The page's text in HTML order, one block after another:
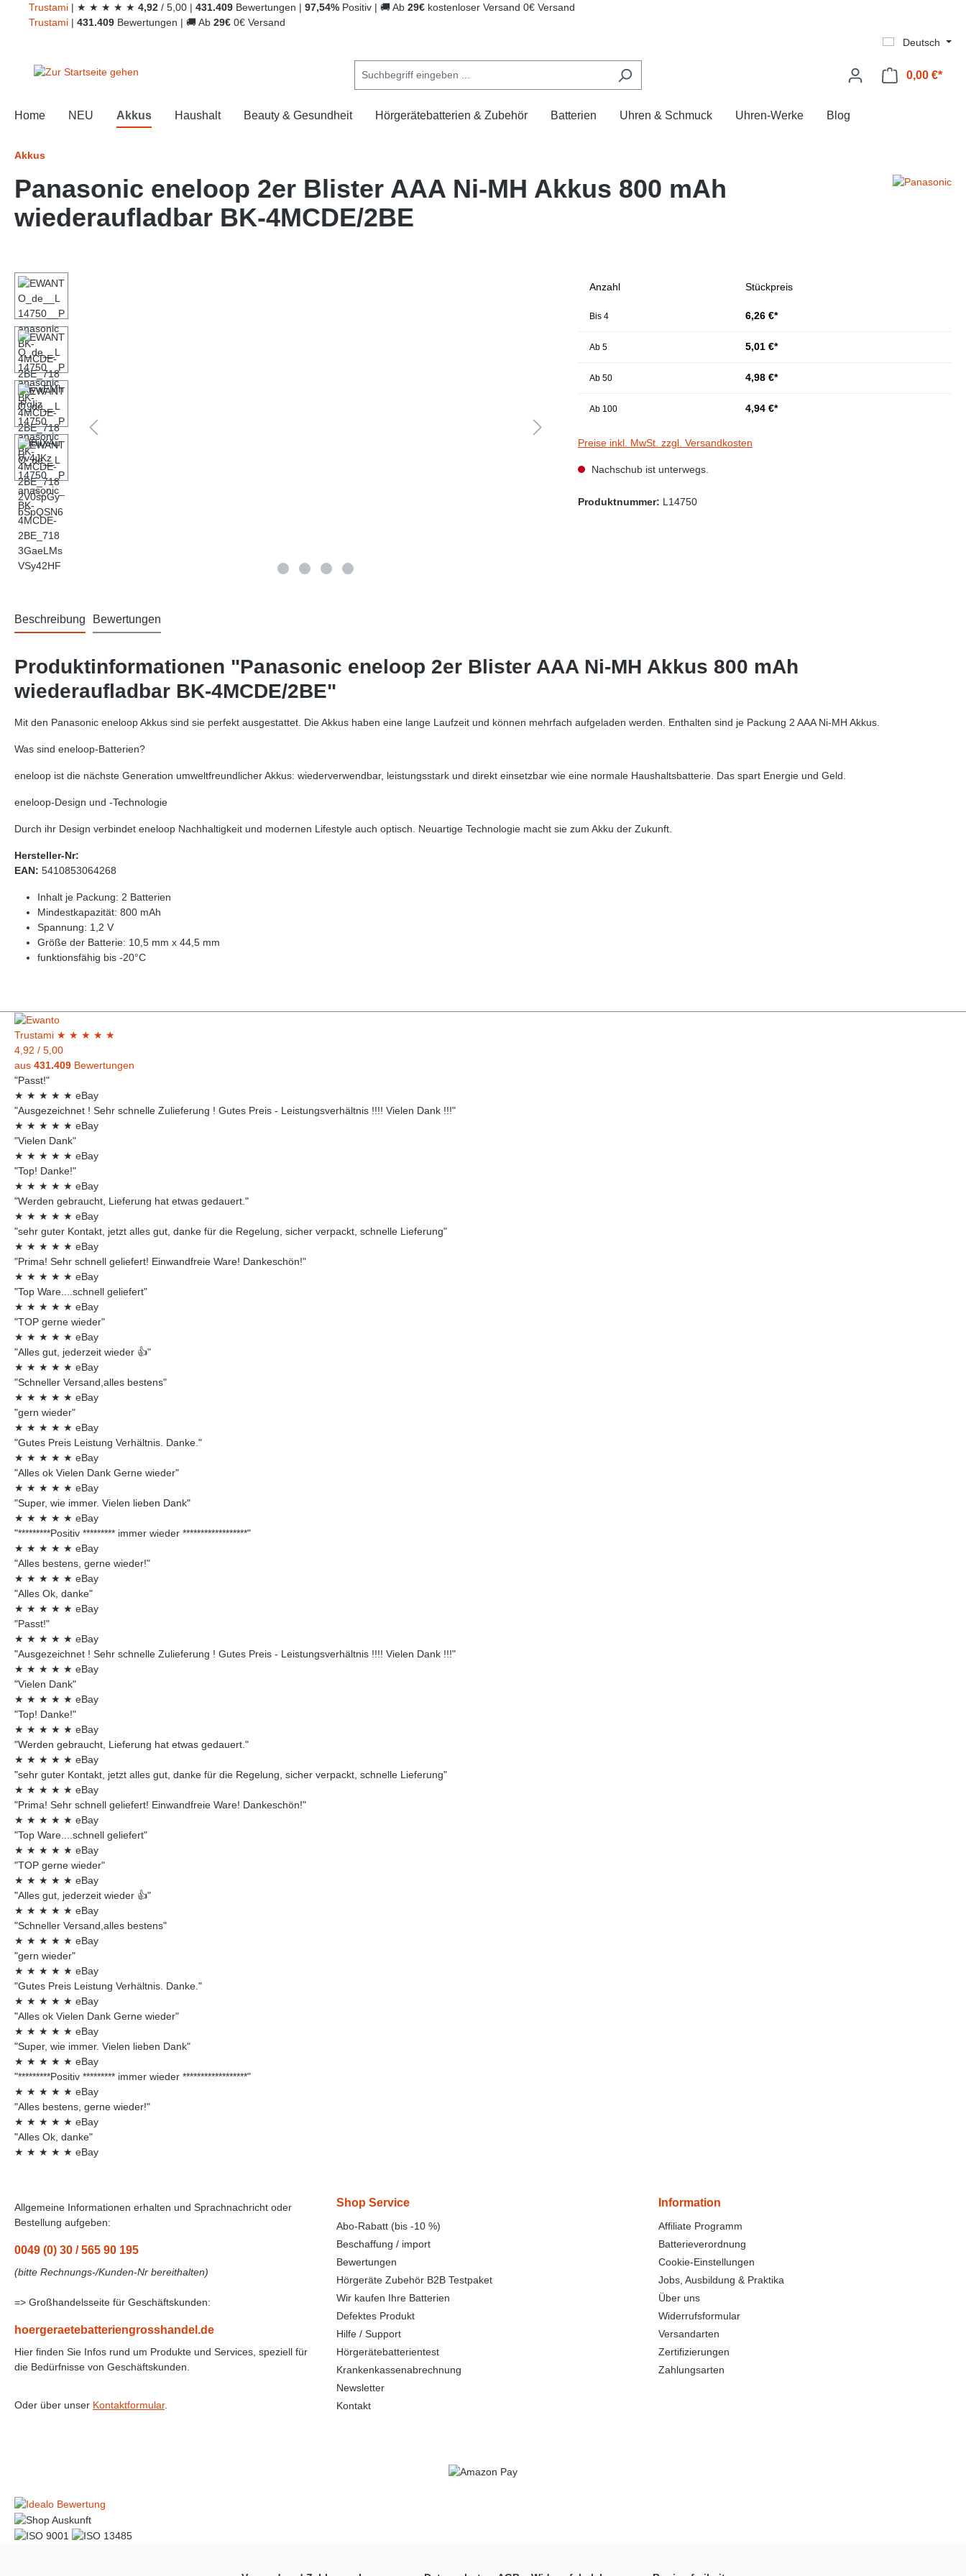
Zur Hauptnavigation springen
Trustami | ★ ★ ★ ★ ★ 4,92 / 5,00 | 431.409 Bewertungen | 97,54% Positiv | 🚚 Ab 29€ kostenloser Versand 0€ Versand
Trustami | 431.409 Bewertungen | 🚚 Ab 29€ 0€ Versand
Deutsch
0,00 €*
Home NEU Akkus Haushalt Beauty & Gesundheit Hörgerätebatterien & Zubehör Batterien Uhren & Schmuck Uhren-Werke Blog
Akkus
Panasonic eneloop 2er Blister AAA Ni-MH Akkus 800 mAh
wiederaufladbar BK-4MCDE/2BE
Bildergalerie überspringen
Anzahl Stückpreis
Bis 4 6,26 €*
Ab 5 5,01 €*
Ab 50 4,98 €*
Ab 100 4,94 €*
Preise inkl. MwSt. zzgl. Versandkosten
Nachschub ist unterwegs.
Produktnummer: L14750
Beschreibung Bewertungen
Produktinformationen "Panasonic eneloop 2er Blister AAA Ni-MH Akkus 800 mAh
wiederaufladbar BK-4MCDE/2BE"
Mit den Panasonic eneloop Akkus sind sie perfekt ausgestattet. Die Akkus haben eine lange Laufzeit und können mehrfach aufgeladen werden. Enthalten sind je Packung 2 AAA Ni-MH Akkus.
Was sind eneloop-Batterien?
eneloop ist die nächste Generation umweltfreundlicher Akkus: wiederverwendbar, leistungsstark und direkt einsetzbar wie eine normale Haushaltsbatterie. Das spart Energie und Geld.
eneloop-Design und -Technologie
Durch ihr Design verbindet eneloop Nachhaltigkeit und modernen Lifestyle auch optisch. Neuartige Technologie macht sie zum Akku der Zukunft.
Hersteller-Nr:
EAN: 5410853064268
Inhalt je Packung: 2 Batterien
Mindestkapazität: 800 mAh
Spannung: 1,2 V
Größe der Batterie: 10,5 mm x 44,5 mm
funktionsfähig bis -20°C
Trustami ★ ★ ★ ★ ★
4,92 / 5,00
aus 431.409 Bewertungen
"Passt!"
★ ★ ★ ★ ★ eBay
"Ausgezeichnet ! Sehr schnelle Zulieferung ! Gutes Preis - Leistungsverhältnis !!!! Vielen Dank !!!"
★ ★ ★ ★ ★ eBay
"Vielen Dank"
★ ★ ★ ★ ★ eBay
"Top! Danke!"
★ ★ ★ ★ ★ eBay
"Werden gebraucht, Lieferung hat etwas gedauert."
★ ★ ★ ★ ★ eBay
"sehr guter Kontakt, jetzt alles gut, danke für die Regelung, sicher verpackt, schnelle Lieferung"
★ ★ ★ ★ ★ eBay
"Prima! Sehr schnell geliefert! Einwandfreie Ware! Dankeschön!"
★ ★ ★ ★ ★ eBay
"Top Ware....schnell geliefert"
★ ★ ★ ★ ★ eBay
"TOP gerne wieder"
★ ★ ★ ★ ★ eBay
"Alles gut, jederzeit wieder 👍"
★ ★ ★ ★ ★ eBay
"Schneller Versand,alles bestens"
★ ★ ★ ★ ★ eBay
"gern wieder"
★ ★ ★ ★ ★ eBay
"Gutes Preis Leistung Verhältnis. Danke."
★ ★ ★ ★ ★ eBay
"Alles ok Vielen Dank Gerne wieder"
★ ★ ★ ★ ★ eBay
"Super, wie immer. Vielen lieben Dank"
★ ★ ★ ★ ★ eBay
"*********Positiv ********* immer wieder ******************"
★ ★ ★ ★ ★ eBay
"Alles bestens, gerne wieder!"
★ ★ ★ ★ ★ eBay
"Alles Ok, danke"
★ ★ ★ ★ ★ eBay
"Passt!"
★ ★ ★ ★ ★ eBay
"Ausgezeichnet ! Sehr schnelle Zulieferung ! Gutes Preis - Leistungsverhältnis !!!! Vielen Dank !!!"
★ ★ ★ ★ ★ eBay
"Vielen Dank"
★ ★ ★ ★ ★ eBay
"Top! Danke!"
★ ★ ★ ★ ★ eBay
"Werden gebraucht, Lieferung hat etwas gedauert."
★ ★ ★ ★ ★ eBay
"sehr guter Kontakt, jetzt alles gut, danke für die Regelung, sicher verpackt, schnelle Lieferung"
★ ★ ★ ★ ★ eBay
"Prima! Sehr schnell geliefert! Einwandfreie Ware! Dankeschön!"
★ ★ ★ ★ ★ eBay
"Top Ware....schnell geliefert"
★ ★ ★ ★ ★ eBay
"TOP gerne wieder"
★ ★ ★ ★ ★ eBay
"Alles gut, jederzeit wieder 👍"
★ ★ ★ ★ ★ eBay
"Schneller Versand,alles bestens"
★ ★ ★ ★ ★ eBay
"gern wieder"
★ ★ ★ ★ ★ eBay
"Gutes Preis Leistung Verhältnis. Danke."
★ ★ ★ ★ ★ eBay
"Alles ok Vielen Dank Gerne wieder"
★ ★ ★ ★ ★ eBay
"Super, wie immer. Vielen lieben Dank"
★ ★ ★ ★ ★ eBay
"*********Positiv ********* immer wieder ******************"
★ ★ ★ ★ ★ eBay
"Alles bestens, gerne wieder!"
★ ★ ★ ★ ★ eBay
"Alles Ok, danke"
★ ★ ★ ★ ★ eBay
Allgemeine Informationen erhalten und Sprachnachricht oder
Bestellung aufgeben:
0049 (0) 30 / 565 90 195
(bitte Rechnungs-/Kunden-Nr bereithalten)
=> Großhandelsseite für Geschäftskunden:
hoergeraetebatteriengrosshandel.de
Hier finden Sie Infos rund um Produkte und Services, speziell für
die Bedürfnisse von Geschäftskunden.
Oder über unser Kontaktformular.
Shop Service
Abo-Rabatt (bis -10 %)
Beschaffung / import
Bewertungen
Hörgeräte Zubehör B2B Testpaket
Wir kaufen Ihre Batterien
Defektes Produkt
Hilfe / Support
Hörgerätebatterientest
Krankenkassenabrechnung
Newsletter
Kontakt
Information
Affiliate Programm
Batterieverordnung
Cookie-Einstellungen
Jobs, Ausbildung & Praktika
Über uns
Widerrufsformular
Versandarten
Zertifizierungen
Zahlungsarten